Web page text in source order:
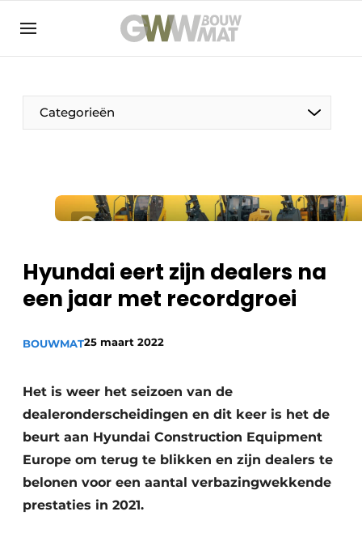
NL EN
Categorieën
De Pen
Hyundai eert zijn dealers na
een jaar met recordgroei
BOUWMAT25 maart 2022
Het is weer het seizoen van de
dealeronderscheidingen en dit keer is het de
beurt aan Hyundai Construction Equipment
Europe om terug te blikken en zijn dealers te
belonen voor een aantal verbazingwekkende
prestaties in 2021.